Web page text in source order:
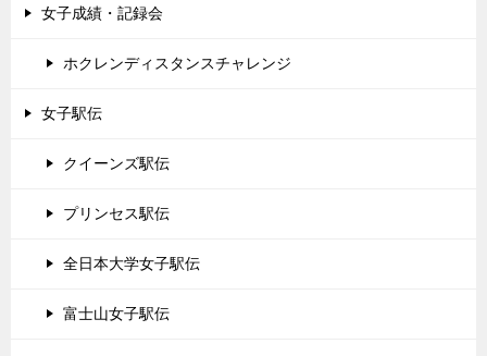
女子成績・記録会
ホクレンディスタンスチャレンジ
女子駅伝
クイーンズ駅伝
プリンセス駅伝
全日本大学女子駅伝
富士山女子駅伝